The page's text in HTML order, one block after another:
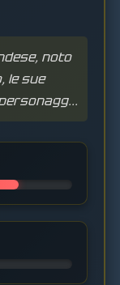
noto
le sue